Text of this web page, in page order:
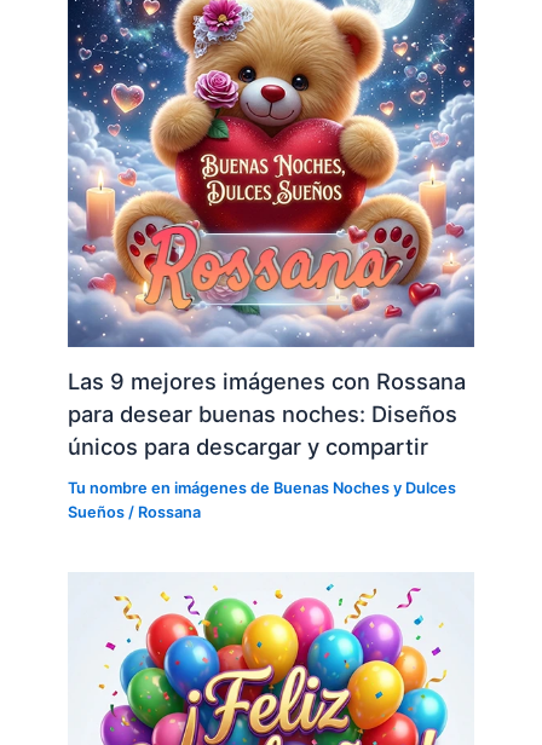
Las 9 mejores imágenes con Rossana
para desear buenas noches: Diseños
únicos para descargar y compartir
Tu nombre en imágenes de Buenas Noches y Dulces
Sueños / Rossana